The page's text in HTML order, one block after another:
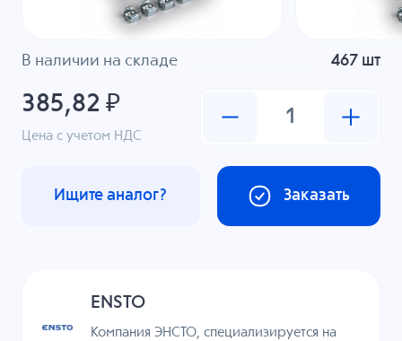
В наличии на складе 467 шт
385,82 ₽
Цена с учетом НДС
Заказать
Ищите аналог?
ENSTO
Компания ЭНСТО, специализируется на